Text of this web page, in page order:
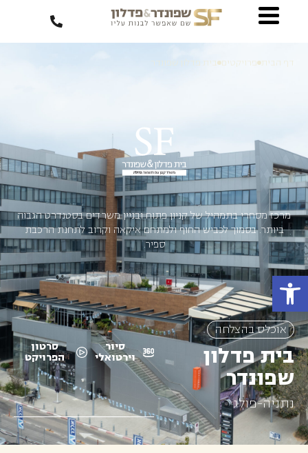
פתח סרגל נגישות
דף הבית פרויקטים בית פדלון שפונדר
מרכז מסחרי בתמהיל של קניון פתוח ובניין משרדים בסטנדרט הגבוה
ביותר. בסמוך לכביש החוף ולמתחם איקאה וקרוב לתחנת הרכבת
ספיר.
אוכלס בהצלחה
בית פדלון
שפונדר
נתניה-פולג
סיור
וירטואלי
סרטון
הפרויקט